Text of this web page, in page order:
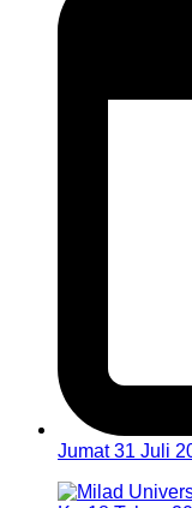
Jumat 31 Juli